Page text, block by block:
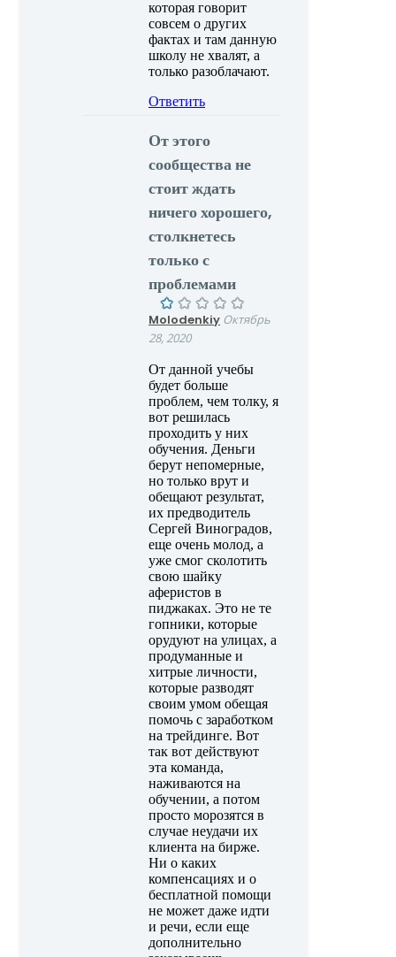
которая говорит
совсем о других
фактах и там данную
школу не хвалят, а
только разоблачают.
Ответить
От этого
сообщества не
стоит ждать
ничего хорошего,
столкнетесь
только с
проблемами
Molodenkiy Октябрь
28, 2020
От данной учебы
будет больше
проблем, чем толку, я
вот решилась
проходить у них
обучения. Деньги
берут непомерные,
но только врут и
обещают результат,
их предводитель
Сергей Виноградов,
еще очень молод, а
уже смог сколотить
свою шайку
аферистов в
пиджаках. Это не те
гопники, которые
орудуют на улицах, а
продуманные и
хитрые личности,
которые разводят
своим умом обещая
помочь с заработком
на трейдинге. Вот
так вот действуют
эта команда,
наживаются на
обучении, а потом
просто морозятся в
случае неудачи их
клиента на бирже.
Ни о каких
компенсациях и о
бесплатной помощи
не может даже идти
и речи, если еще
дополнительно